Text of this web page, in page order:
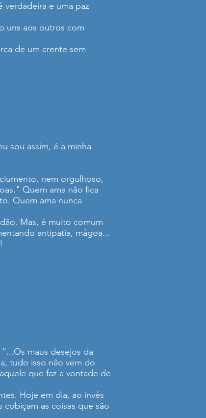
e uma paz
uns aos outros com
de um crente sem
sou assim, é a minha
nem orgulhoso,
Quem ama não fica
Quem ama nunca
Mas, é muito comum
antipatia, mágoa...
maus desejos da
tudo isso não vem do
que faz a vontade de
Hoje em dia, ao invés
as coisas que são